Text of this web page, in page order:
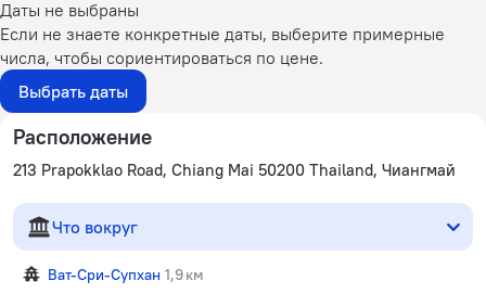
Даты не выбраны
Если не знаете конкретные даты, выберите примерные
числа, чтобы сориентироваться по цене.
Выбрать даты
Расположение
213 Prapokklao Road, Chiang Mai 50200 Thailand, Чиангмай
Что вокруг
Ват-Сри-Супхан 1,9 км